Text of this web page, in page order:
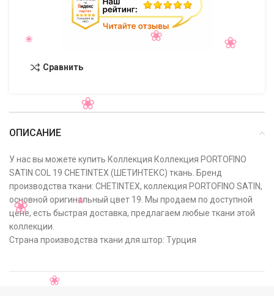
Сравнить
ОПИСАНИЕ
У нас вы можете купить Коллекция Коллекция PORTOFINO
SATIN COL 19 CHETINTEX (ШЕТИНТЕКС) ткань. Бренд
производства ткани: CHETINTEX, коллекция PORTOFINO SATIN,
основной оригинальный цвет 19. Мы продаем по доступной
цене, есть быстрая доставка, предлагаем любые ткани этой
коллекции.
Страна производства ткани для штор: Турция